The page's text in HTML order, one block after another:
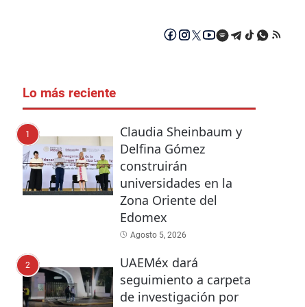
Lo más reciente
1
Claudia Sheinbaum y
Delfina Gómez
construirán
universidades en la
Zona Oriente del
Edomex
Agosto 5, 2026
2
UAEMéx dará
seguimiento a carpeta
de investigación por